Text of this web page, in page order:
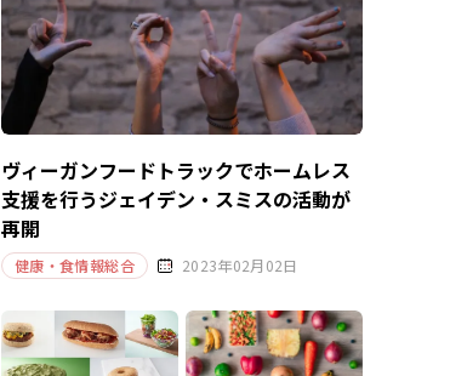
ヴィーガンフードトラックでホームレス
支援を行うジェイデン・スミスの活動が
再開
健康・食情報総合 2023年02月02日